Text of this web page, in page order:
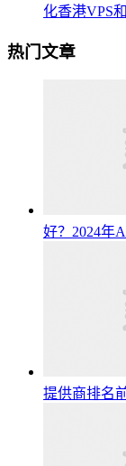
化香港VPS
热门文章
好？2024年
提供商排名